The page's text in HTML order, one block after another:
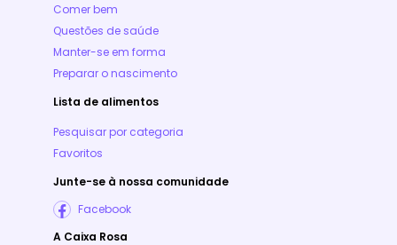
Comer bem
Questões de saúde
Manter-se em forma
Preparar o nascimento
Lista de alimentos
Pesquisar por categoria
Favoritos
Junte-se à nossa comunidade
Facebook
A Caixa Rosa